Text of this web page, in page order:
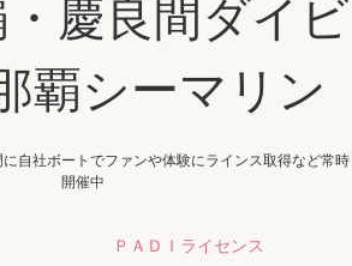
慶良間ダイビ
シーマリン
自社ボートでファンや体験にラインス取得など常時
開催中
ＰＡＤＩライセンス